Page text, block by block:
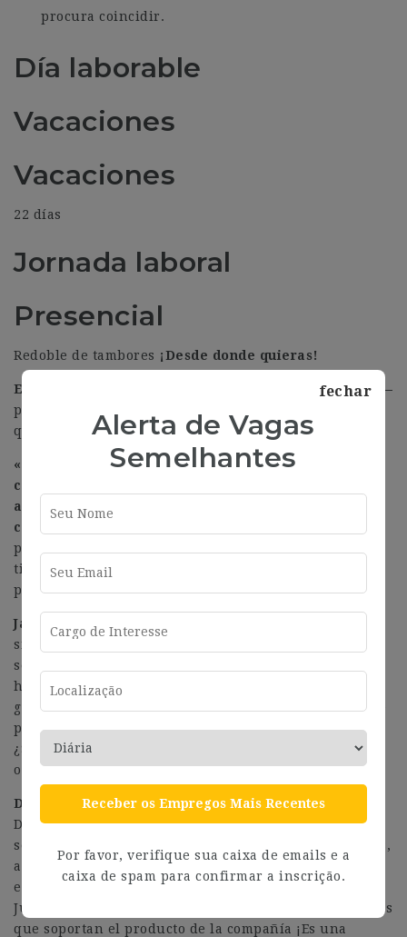
procura coincidir.
Día laborable
Vacaciones
Vacaciones
22 días
Jornada laboral
Presencial
Redoble de tambores ¡Desde donde quieras!
Esta posición es remota al 100% —dentro de España—
por lo que poco o nada importará la localidad desde la
que trabajes.
«Oye, pues a mí me apetecía pasarme de vez en
cuando por la oficina» ¡Sin problema! Tienes
abiertas las puertas de sus oficinas en Barcelona
cuando quieras.
promueven reuniones y eventos especiales para pasar
tiempo juntos. Tendrás ocasión de hacer piña ¡Te lo
prometo!
Javier Gutiérrez Alonso
siempre ha trabajado en roles de arquitectura de
software. No solo la conoce, sino que ¡La domina! Javi
ha trabajado en empresas de todo tipo: consultoras,
grandes corporaciones, empresas de producto… Siente
pasión por lo que hace, y se le dan bien las personas
¿Se te ocurre mejor mentoría que la que él te pueda
ofrecer?
Diego Villanueva Lozano(Solutions Architect)
Diego tiene un pasado no tan lejano en desarrollo. Su
sólido background en .NET es lo que lo trajo a Carglass,
aunque desde hace más de 2 años forma parte del
equipo de infraestructura como Solutions Architect.
Junto con Javi, se han echado a la espalda los cimientos
que soportan el producto de la compañía ¡Es una
fechar
Alerta de Vagas
Semelhantes
Receber os Empregos Mais Recentes
Por favor, verifique sua caixa de emails e a
caixa de spam para confirmar a inscrição.